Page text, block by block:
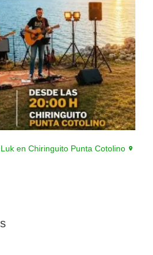
en Chiringuito Punta Cotolino